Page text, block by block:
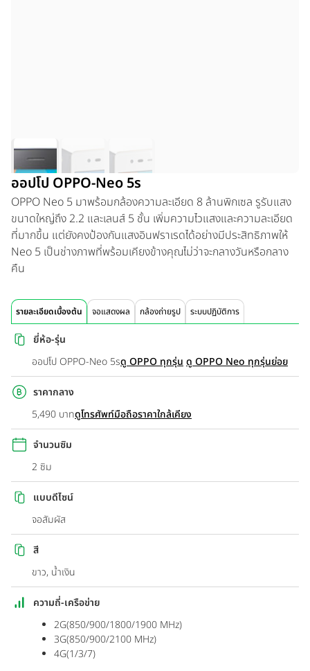
ออปโป OPPO-Neo 5s
OPPO Neo 5 มาพร้อมกล้องความละเอียด 8 ล้านพิกเซล รูรับแสง
ขนาดใหญ่ถึง 2.2 และเลนส์ 5 ชั้น เพิ่มความไวแสงและความละเอียด
ที่มากขึ้น แต่ยังคงป้องกันแสงอินฟราเรดได้อย่างมีประสิทธิภาพให้
Neo 5 เป็นช่างภาพที่พร้อมเคียงข้างคุณไม่ว่าจะกลางวันหรือกลาง
คืน
รายละเอียดเบื้องต้น จอแสดงผล กล้องถ่ายรูป ระบบปฏิบัติการ
ยี่ห้อ-รุ่น
ออปโป OPPO-Neo 5sดู OPPO ทุกรุ่นดู OPPO Neo ทุกรุ่นย่อย
ราคากลาง
5,490 บาทดูโทรศัพท์มือถือราคาใกล้เคียง
จำนวนซิม
2 ซิม
แบบดีไซน์
จอสัมผัส
สี
ขาว, น้ำเงิน
ความถี่-เครือข่าย
2G(850/900/1800/1900 MHz)
3G(850/900/2100 MHz)
4G(1/3/7)